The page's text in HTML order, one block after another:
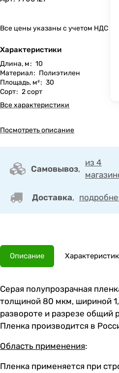
Все цены указаны с учетом НДС
Характеристики
Длина, м: 10
Материал: Полиэтилен
Площадь, м²: 30
Сорт: 2 сорт
Все характеристики
Посмотреть описание
Самовывоз,
из 4
Доставка,
Описание
Серая полупрозрачная
толщиной 80 мкм, шириной
развороте и разрезе общий
Пленка производится в
Область применения:
Пленка применяется при